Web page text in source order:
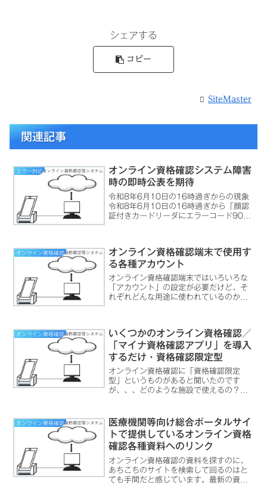
シェアする
コピー
SiteMaster
関連記事
エラー対応
オンライン資格確認システム障害
時の即時公表を期待
令和8年6月10日の16時過ぎからの現象
令和8年6月10日の16時過ぎから「顔認
証付きカードリーダにエラーコード901
います。この...
オンライン資格確認
オンライン資格確認端末で使用す
る各種アカウント
オンライン資格確認端末ではいろいろな
「アカウント」の設定が必要だけど、そ
れぞれどんな用途に使われているのかわ
ント設定が必要です。レセ...
オンライン資格確認
いくつかのオンライン資格確認／
「マイナ資格確認アプリ」を導入
するだけ・資格確認限定型
オンライン資格確認に「資格確認限定
型」というものがあると聞いたのです
が、、、どのような施設で使えるの？今
認とは？オンライン資格確認（資格確認
限定型：簡素な資格確認の仕組...
オンライン資格確認
医療機関等向け総合ポータルサイ
トで提供しているオンライン資格
確認各種資料へのリンク
オンライン資格確認の資料を探すのに、
あちこちのサイトを検索して回るのはと
ても手間だと感じています。最新の資料